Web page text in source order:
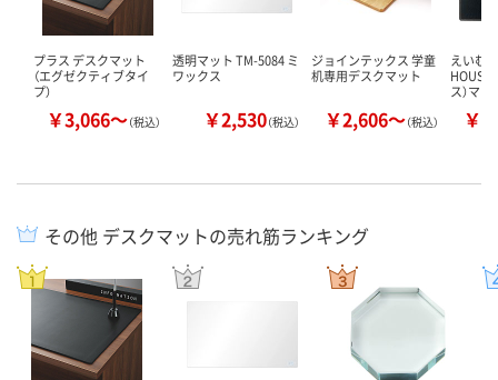
プラス デスクマット
（エグゼクティブタイ
プ）
￥3,066～（税込）
透明マット TM-5084 ミ
ワックス
￥2,530（税込）
ジョインテックス 学童
机専用デスクマット
￥2,606～（税込）
えいむ
HOUSE
ス）マ
￥
その他 デスクマットの売れ筋ランキング